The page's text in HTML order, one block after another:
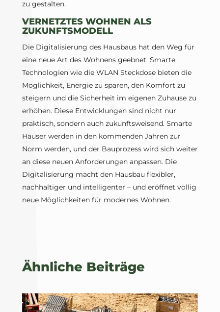
zu gestalten.
VERNETZTES WOHNEN ALS
ZUKUNFTSMODELL
Die Digitalisierung des Hausbaus hat den Weg für
eine neue Art des Wohnens geebnet. Smarte
Technologien wie die WLAN Steckdose bieten die
Möglichkeit, Energie zu sparen, den Komfort zu
steigern und die Sicherheit im eigenen Zuhause zu
erhöhen. Diese Entwicklungen sind nicht nur
praktisch, sondern auch zukunftsweisend. Smarte
Häuser werden in den kommenden Jahren zur
Norm werden, und der Bauprozess wird sich weiter
an diese neuen Anforderungen anpassen. Die
Digitalisierung macht den Hausbau flexibler,
nachhaltiger und intelligenter – und eröffnet völlig
neue Möglichkeiten für modernes Wohnen.
Ähnliche Beiträge